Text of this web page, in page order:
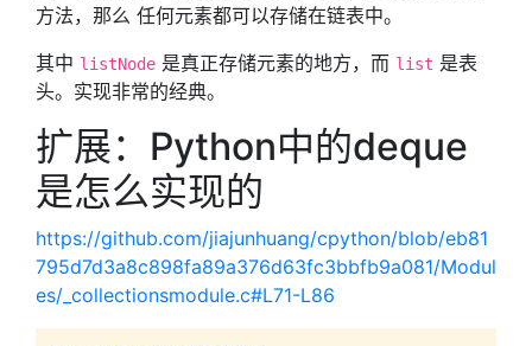
方法，那么 任何元素都可以存储在链表中。
其中 listNode 是真正存储元素的地方，而 list 是表
头。实现非常的经典。
扩展：Python中的deque
是怎么实现的
https://github.com/jiajunhuang/cpython/blob/eb81
795d7d3a8c898fa89a376d63fc3bbfb9a081/Modul
es/_collectionsmodule.c#L71-L86